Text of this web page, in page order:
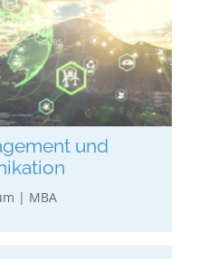
und
| MBA
und
Projekten und